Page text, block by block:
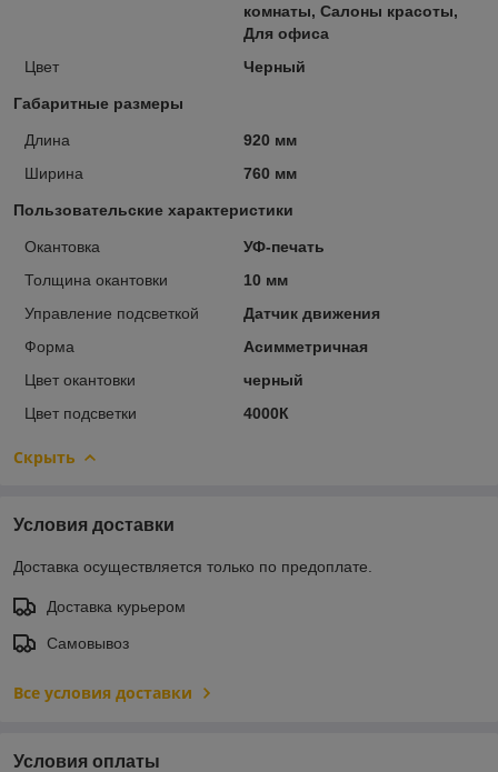
комнаты, Салоны красоты,
Для офиса
Цвет
Черный
Габаритные размеры
Длина
920 мм
Ширина
760 мм
Пользовательские характеристики
Окантовка
УФ-печать
Толщина окантовки
10 мм
Управление подсветкой
Датчик движения
Форма
Асимметричная
Цвет окантовки
черный
Цвет подсветки
4000К
Скрыть
Условия доставки
Доставка осуществляется только по предоплате.
Доставка курьером
Самовывоз
Все условия доставки
Условия оплаты